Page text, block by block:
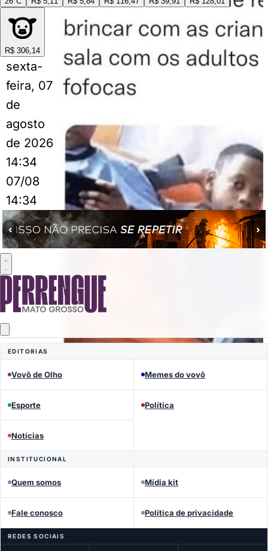
R$ 306,14
sexta-
feira, 07
de
agosto
de 2026
14:34
07/08
14:34
‹ ›
EDITORIAS
Vovô de Olho Memes do vovô
Esporte Política
Notícias
INSTITUCIONAL
Quem somos Mídia kit
Fale conosco Política de privacidade
REDES SOCIAIS
MEMES DO VOVÔ